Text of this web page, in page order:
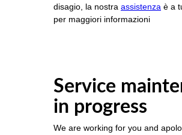
disagio, la nostra assistenza è a
per maggiori informazioni
Service
in progress
We are working for you and